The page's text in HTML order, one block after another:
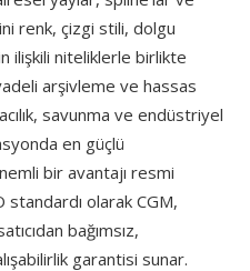
renk, çizgi stili, dolgu
ilişkili niteliklerle birlikte
arşivleme ve hassas
savunma ve endüstriyel
en güçlü
bir avantajı resmi
olarak CGM,
bağımsız,
garantisi sunar.